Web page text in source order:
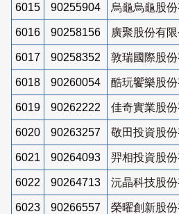
6015 90255904 烏龜烏龜股份
6016 90258156 廣聚股份有限
6017 90258352 敦瑞國際股份
6018 90260054 酷玩饗樂股份
6019 90262222 佳奇實業股份
6020 90263257 敬田投資股份
6021 90264093 羿相投資股份
6022 90264713 沅晶科技股份
6023 90266557 榮曜創新股份